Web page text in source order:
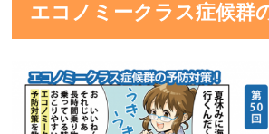
エコノミークラス症候群